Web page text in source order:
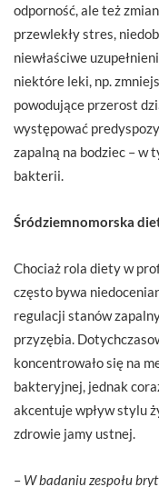
odporność, ale też
przewlekły stres,
niewłaściwe
niektóre leki, np.
powodujące przerost
występować
zapalną na bodziec – w
bakterii.
Śródziemnomorska
Chociaż rola diety w
często bywa
regulacji stanów
przyzębia.
koncentrowało się na
bakteryjnej, jednak
akcentuje wpływ stylu
zdrowie jamy ustnej.
– W badaniu zespołu